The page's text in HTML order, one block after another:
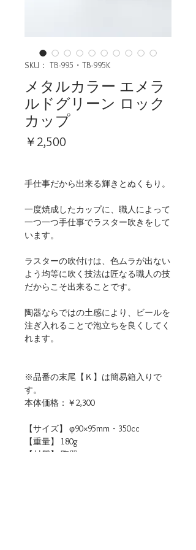
SKU： TB-995・TB-995K
メタルカラー エメラ
ルドグリーン ロック
カップ
￥2,500
手仕事だから出来る輝きとぬくもり。
一度焼成したカップに、職人によって
一つ一つ手仕事でラスター吹きをして
います。
ラスターの吹付けは、色ムラが出ない
よう均等に吹く技法は匠なる職人の技
だからこそ出来ることです。
陶器ならではの土感により、ビールを
注ぎ入れることで泡立ちを良くしてく
れます。
※品番の末尾【Ｋ】は簡易箱入りで
す。
本体価格：￥2,300
【サイズ】 φ90×95mm・350cc
【重量】 180g
【材質】 陶器